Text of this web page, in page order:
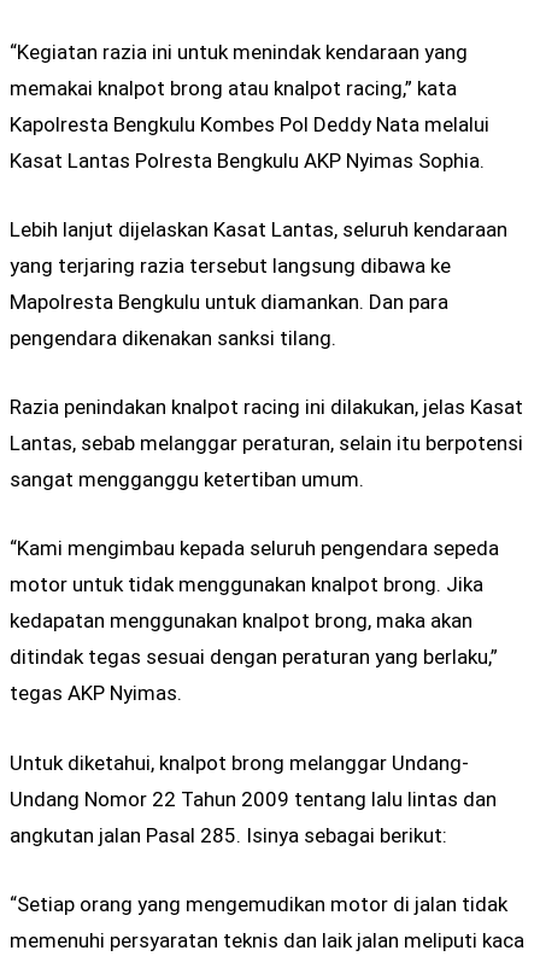
“Kegiatan razia ini untuk menindak kendaraan yang
memakai knalpot brong atau knalpot racing,” kata
Kapolresta Bengkulu Kombes Pol Deddy Nata melalui
Kasat Lantas Polresta Bengkulu AKP Nyimas Sophia.
Lebih lanjut dijelaskan Kasat Lantas, seluruh kendaraan
yang terjaring razia tersebut langsung dibawa ke
Mapolresta Bengkulu untuk diamankan. Dan para
pengendara dikenakan sanksi tilang.
Razia penindakan knalpot racing ini dilakukan, jelas Kasat
Lantas, sebab melanggar peraturan, selain itu berpotensi
sangat mengganggu ketertiban umum.
“Kami mengimbau kepada seluruh pengendara sepeda
motor untuk tidak menggunakan knalpot brong. Jika
kedapatan menggunakan knalpot brong, maka akan
ditindak tegas sesuai dengan peraturan yang berlaku,”
tegas AKP Nyimas.
Untuk diketahui, knalpot brong melanggar Undang-
Undang Nomor 22 Tahun 2009 tentang lalu lintas dan
angkutan jalan Pasal 285. Isinya sebagai berikut:
“Setiap orang yang mengemudikan motor di jalan tidak
memenuhi persyaratan teknis dan laik jalan meliputi kaca